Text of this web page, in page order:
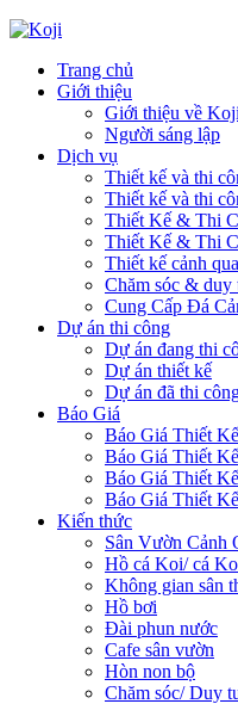
Trang chủ
Giới thiệu
Giới thiệu về Koji
Người sáng lập
Dịch vụ
Thiết kế và thi
Thiết kế và thi
Thiết Kế & Thi
Thiết Kế & Thi
Thiết kế cảnh
Chăm sóc & duy
Cung Cấp Đá
Dự án thi công
Dự án đang thi
Dự án thiết kế
Dự án đã thi
Báo Giá
Báo Giá Thiết
Báo Giá Thiết
Báo Giá Thiết
Báo Giá Thiết
Kiến thức
Sân Vườn Cảnh
Hồ cá Koi/ cá
Không gian sân
Hồ bơi
Đài phun nước
Cafe sân vườn
Hòn non bộ
Chăm sóc/ Duy